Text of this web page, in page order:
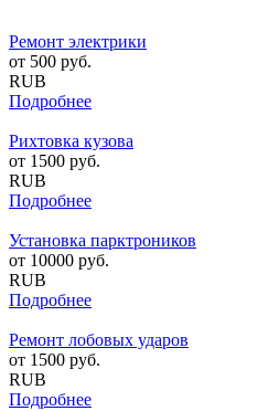
Ремонт электрики
от 500 руб.
RUB
Подробнее
Рихтовка кузова
от 1500 руб.
RUB
Подробнее
Установка парктроников
от 10000 руб.
RUB
Подробнее
Ремонт лобовых ударов
от 1500 руб.
RUB
Подробнее